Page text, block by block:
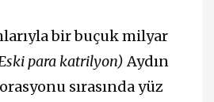
bir buçuk milyar
para katrilyon)Aydın
sırasında yüz